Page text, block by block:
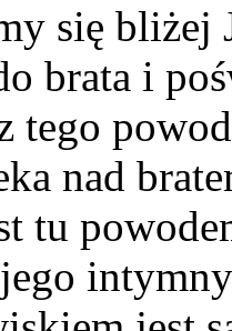
się bliżej
brata i
nad
tu